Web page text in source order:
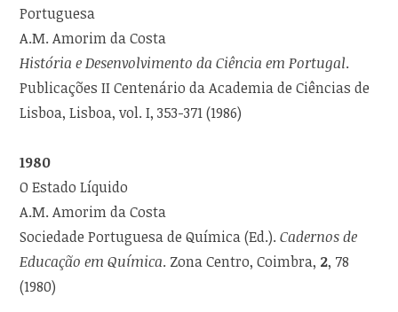
Portuguesa
A.M. Amorim da Costa
História e Desenvolvimento da Ciência em Portugal.
Publicações II Centenário da Academia de Ciências de
Lisboa, Lisboa, vol. I, 353-371 (1986)
1980
O Estado Líquido
A.M. Amorim da Costa
Sociedade Portuguesa de Química (Ed.).Cadernos de
Educação em Química. Zona Centro, Coimbra, 2, 78
(1980)